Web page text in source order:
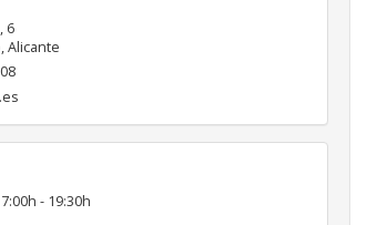
6
,Alicante
- 19:30h